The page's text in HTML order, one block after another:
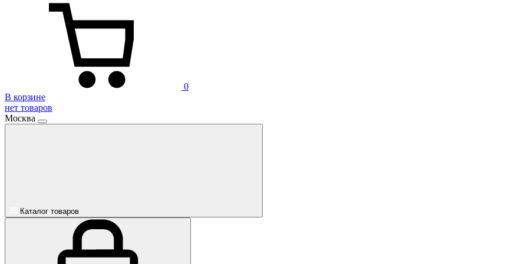
0
В корзине
нет товаров
Москва
Каталог товаров